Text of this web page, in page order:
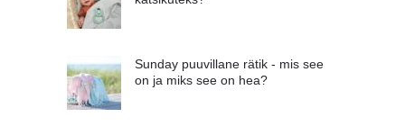
Sunday puuvillane rätik - mis see
on ja miks see on hea?